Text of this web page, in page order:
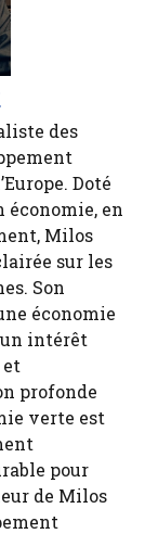
des
Doté
en
Milos
sur les
Son
économie
intérêt
profonde
verte est
pour
de Milos